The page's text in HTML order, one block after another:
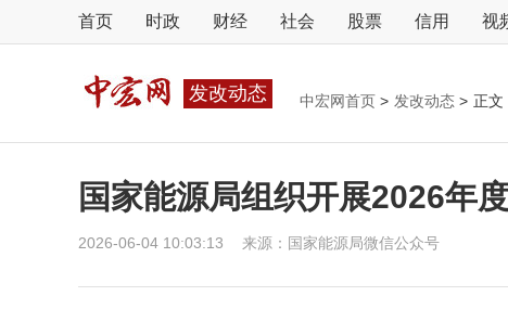
首页 时政 财经 社会 股票 信用 视
发改动态 中宏网首页 > 发改动态 > 正文
国家能源局组织开展2026年
2026-06-04 10:03:13 来源： 国家能源局微信公众号